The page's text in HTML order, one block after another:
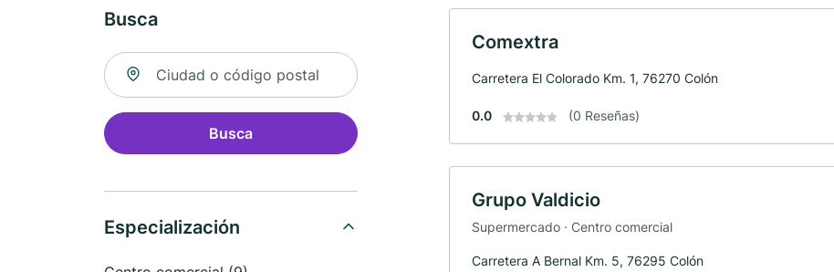
Busca
Buscar ubicación
Busca
Especialización
Comextra
Carretera El Colorado Km. 1, 76270 Colón
0.0 (0 Reseñas)
Grupo Valdicio
Supermercado · Centro comercial
Carretera A Bernal Km. 5, 76295 Colón